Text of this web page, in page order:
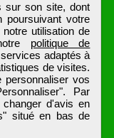
sur son site, dont
poursuivant votre
utilisation de
politique de
adaptés à
de visites.
vos
Par
d'avis en
situé en bas de